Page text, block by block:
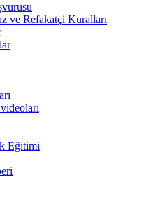
ve Refakatçi Kuralları
Eğitimi